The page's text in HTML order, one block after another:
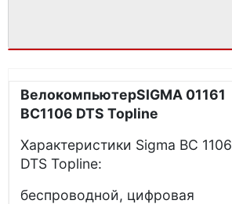
ВелокомпьютерSIGMA 01161
BC1106 DTS Topline
Характеристики Sigma BC 1106
DTS Topline:
беспроводной, цифровая